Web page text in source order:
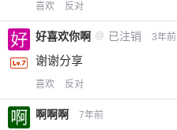
喜欢 反对
好喜欢你啊 @ 已注销 3年前
谢谢分享
喜欢 反对
啊啊啊 7年前